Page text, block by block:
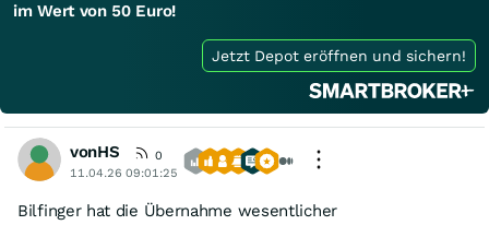
im Wert von 50 Euro!
Jetzt Depot eröffnen und sichern!
vonHS
0
11.04.26 09:01:25
Bilfinger hat die Übernahme wesentlicher